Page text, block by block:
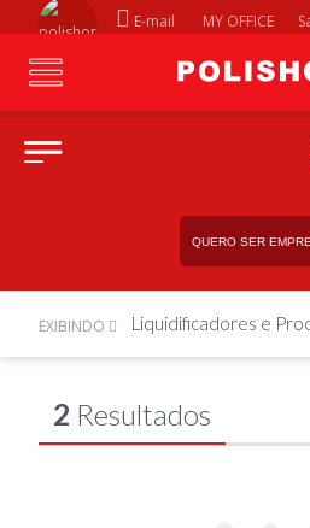
E-mail MY OFFICE
QUERO SER
EXIBINDO Liquidificadores e
2 Resultados